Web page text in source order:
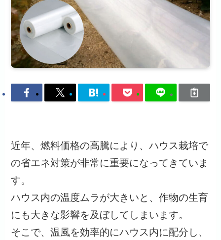
近年、燃料価格の高騰により、ハウス栽培で
の省エネ対策が非常に重要になってきていま
す。
ハウス内の温度ムラが大きいと、作物の生育
にも大きな影響を及ぼしてしまいます。
そこで、温風を効率的にハウス内に配分し、